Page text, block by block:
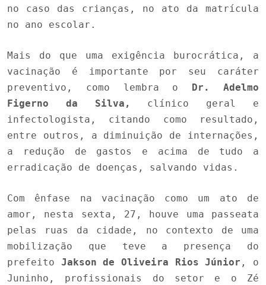
no caso das crianças, no ato da matrícula
no ano escolar.
Mais do que uma exigência burocrática, a
vacinação é importante por seu caráter
preventivo, como lembra o
Dr. Adelmo
Figerno da Silva,
clínico geral e
infectologista, citando como resultado,
entre outros, a diminuição de internações,
a redução de gastos e acima de tudo a
erradicação de doenças, salvando vidas.
Com ênfase na vacinação como um ato de
amor, nesta sexta, 27, houve uma passeata
pelas ruas da cidade, no contexto de uma
mobilização que teve a presença do
prefeito Jakson de Oliveira Rios Júnior , o
Juninho, profissionais do setor e o Zé